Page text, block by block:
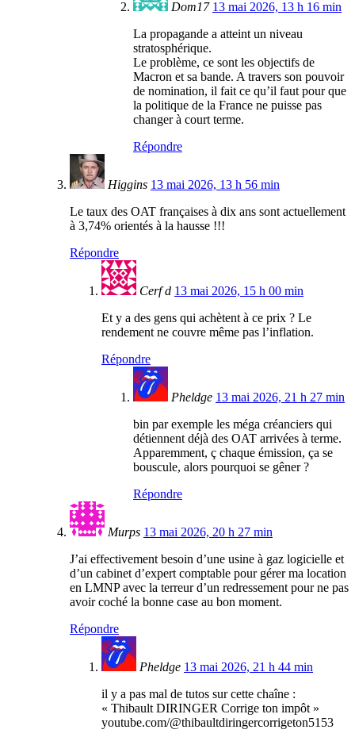
Dom17 13 mai 2026, 13 h 16 min
La propagande a atteint un niveau
stratosphérique.
Le problème, ce sont les objectifs de
Macron et sa bande. A travers son pouvoir
de nomination, il fait ce qu’il faut pour que
la politique de la France ne puisse pas
changer à court terme.
Répondre
Higgins 13 mai 2026, 13 h 56 min
Le taux des OAT françaises à dix ans sont actuellement
à 3,74% orientés à la hausse !!!
Répondre
Cerf d 13 mai 2026, 15 h 00 min
Et y a des gens qui achètent à ce prix ? Le
rendement ne couvre même pas l’inflation.
Répondre
Pheldge 13 mai 2026, 21 h 27 min
bin par exemple les méga créanciers qui
détiennent déjà des OAT arrivées à terme.
Apparemment, ç chaque émission, ça se
bouscule, alors pourquoi se gêner ?
Répondre
Murps 13 mai 2026, 20 h 27 min
J’ai effectivement besoin d’une usine à gaz logicielle et
d’un cabinet d’expert comptable pour gérer ma location
en LMNP avec la terreur d’un redressement pour ne pas
avoir coché la bonne case au bon moment.
Répondre
Pheldge 13 mai 2026, 21 h 44 min
il y a pas mal de tutos sur cette chaîne :
« Thibault DIRINGER Corrige ton impôt »
youtube.com/@thibaultdiringercorrigeton5153